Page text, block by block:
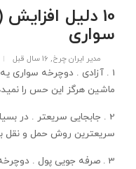
10 دلیل
سواری
مدیر ایران چرخ, 16 سال قبل
1 . آزادی . دوچرخه
ماشین هرگز این حس را
2 . جابجایی سریعتر . در
سریعترین روش حمل و نقل
3 . صرفه جویی پول .